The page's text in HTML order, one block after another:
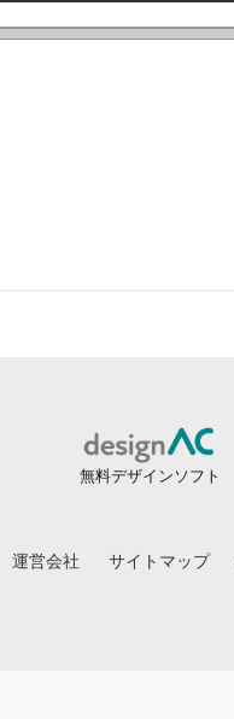
無料デザインソフト
運営会社 サイトマップ